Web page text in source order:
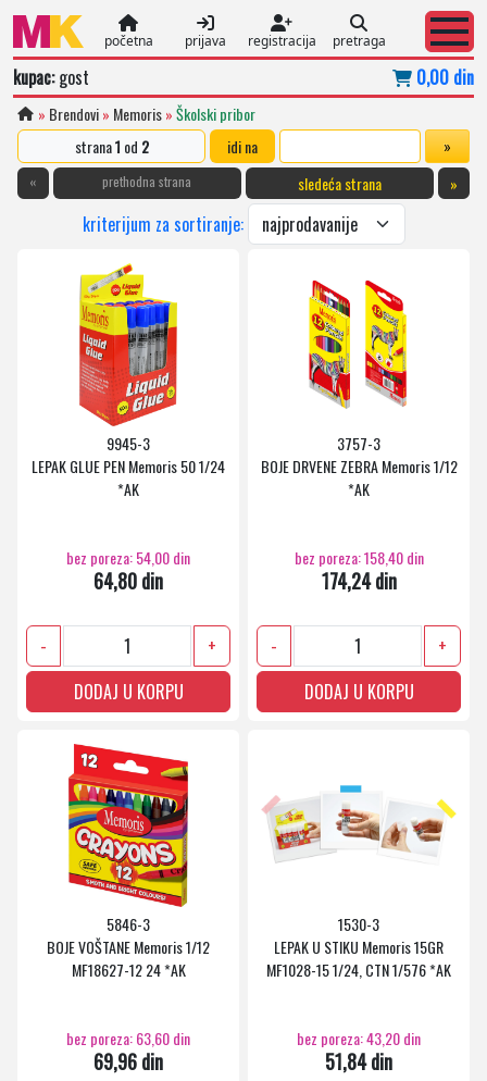
početna prijava registracija pretraga
kupac:gost 0,00 din
» Brendovi» Memoris»Školski pribor
strana1 od 2 idi na
« prethodna strana sledeća strana »
kriterijum za sortiranje:
9945-3
LEPAK GLUE PEN Memoris 50 1/24
*AK
bez poreza: 54,00 din
64,80 din
-
+
DODAJ U KORPU
3757-3
BOJE DRVENE ZEBRA Memoris 1/12
*AK
bez poreza: 158,40 din
174,24 din
-
+
DODAJ U KORPU
5846-3
BOJE VOŠTANE Memoris 1/12
MF18627-12 24 *AK
bez poreza: 63,60 din
69,96 din
1530-3
LEPAK U STIKU Memoris 15GR
MF1028-15 1/24, CTN 1/576 *AK
bez poreza: 43,20 din
51,84 din